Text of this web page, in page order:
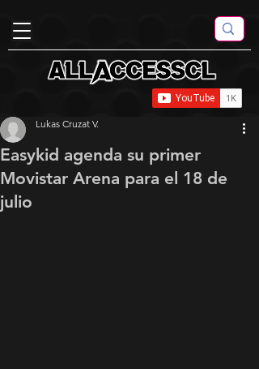
Easykid agenda su primer
Movistar Arena para el 18 de
julio
Lukas Cruzat V.